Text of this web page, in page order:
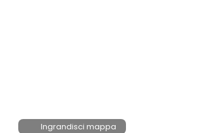
Ingrandisci mappa